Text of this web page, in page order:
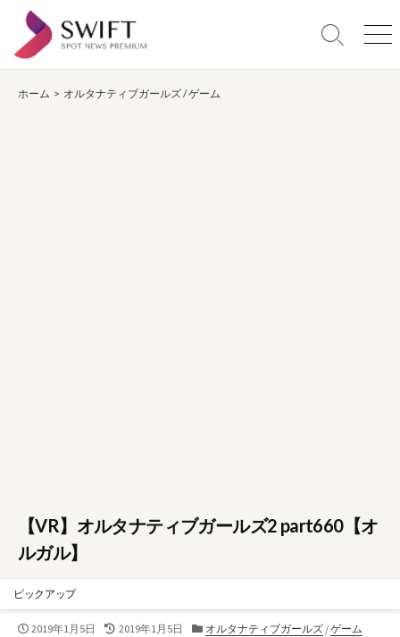
テ
検
メ
ホーム > オルタナティブガールズ/ゲーム
【VR】オルタナティブガールズ2 part660【オ
ルガル】
ピックアップ
公
2019年1月5日
最
2019年1月5日
カ
オルタナティブガールズ /ゲーム